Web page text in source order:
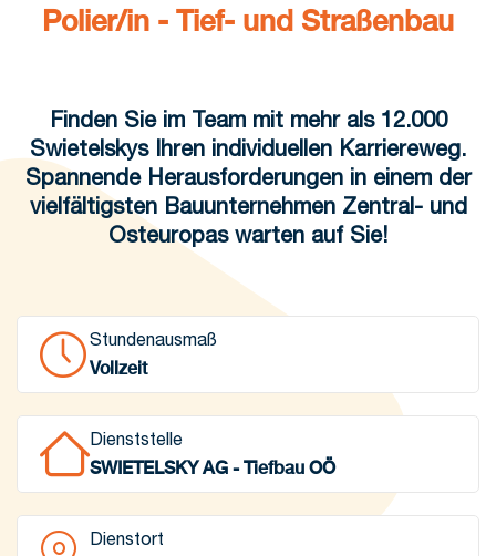
Polier/in - Tief- und Straßenbau
Finden Sie im Team mit mehr als 12.000
Swietelskys Ihren individuellen Karriereweg.
Spannende Herausforderungen in einem der
vielfältigsten Bauunternehmen Zentral- und
Osteuropas warten auf Sie!
Stundenausmaß
Vollzeit
Dienststelle
SWIETELSKY AG - Tiefbau OÖ
Dienstort